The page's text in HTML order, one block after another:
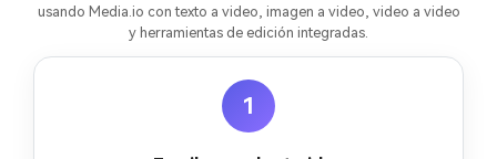
usando Media.io con texto a video, imagen a video, video a video
y herramientas de edición integradas.
1